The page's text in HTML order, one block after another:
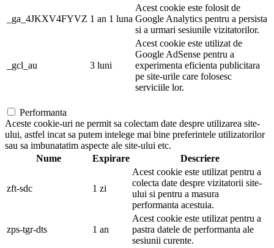
_ga_4JKXV4FYVZ 1 an 1 luna
Acest cookie este folosit de
Google Analytics pentru a persista
si a urmari sesiunile vizitatorilor.
_gcl_au 3 luni
Acest cookie este utilizat de
Google AdSense pentru a
experimenta eficienta publicitara
pe site-urile care folosesc
serviciile lor.
Performanta
Aceste cookie-uri ne permit sa colectam date despre utilizarea site-
ului, astfel incat sa putem intelege mai bine preferintele utilizatorilor
sau sa imbunatatim aspecte ale site-ului etc.
Nume
Expirare Descriere
zft-sdc 1 zi
Acest cookie este utilizat pentru a
colecta date despre vizitatorii site-
ului si pentru a masura
performanta acestuia.
zps-tgr-dts 1 an
Acest cookie este utilizat pentru a
pastra datele de performanta ale
sesiunii curente.